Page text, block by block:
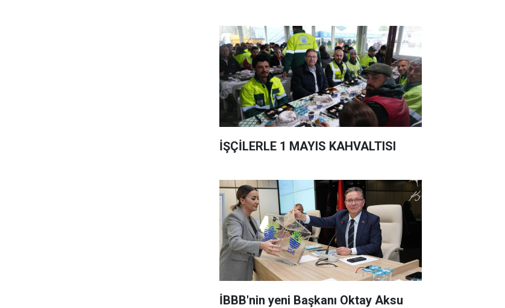
İŞÇİLERLE 1 MAYIS KAHVALTISI
İBBB'nin yeni Başkanı Oktay Aksu